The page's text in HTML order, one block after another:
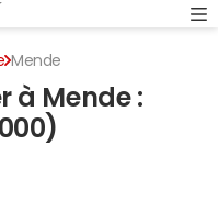
Mende
à Mende :